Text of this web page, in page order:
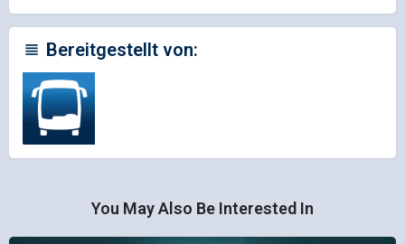
Bereitgestellt von:
You May Also Be Interested In